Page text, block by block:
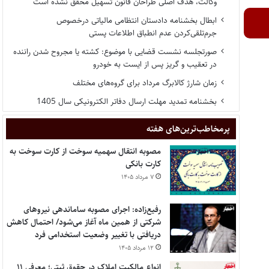
ابطال بخشنامه دادستان انتظامی مالیاتی درخصوص
جرم‌تلقی‌کردن عدم انطباق اطلاعات پستی
صورتجلسه نشست قضایی با موضوع: کشته یا مجروح شدن راننده
در تعقیب و گریز پس از ایست به خودرو
زمان شارژ کالابرگ مرداد برای گروه‌های مختلف
بخشنامه تمدید مهلت ارسال دفاتر الکترونیکی سال 1405
پر‌مخاطب‌ترین‌های هفته
مصوبه انتقال سهمیه سوخت از کارت سوخت به
کارت بانکی
۷ مرداد ۱۴۰۵
رفیع‌زاده: اجرای مصوبه ساماندهی نیروهای
شرکتی از همین ماه آغاز می‌شود/ احتمال کاهش
دریافتی با تغییر وضعیت استخدامی فرد
۱۲ مرداد ۱۴۰۵